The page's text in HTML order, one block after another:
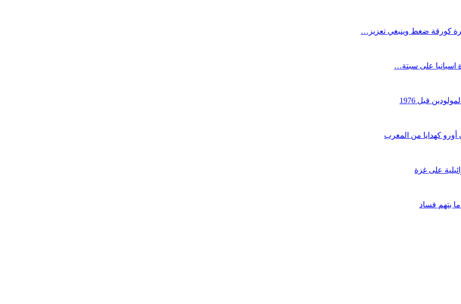
كورقة ضغط وينبغي تعزيز…
اسبانيا على سبتة…
قبل 1976